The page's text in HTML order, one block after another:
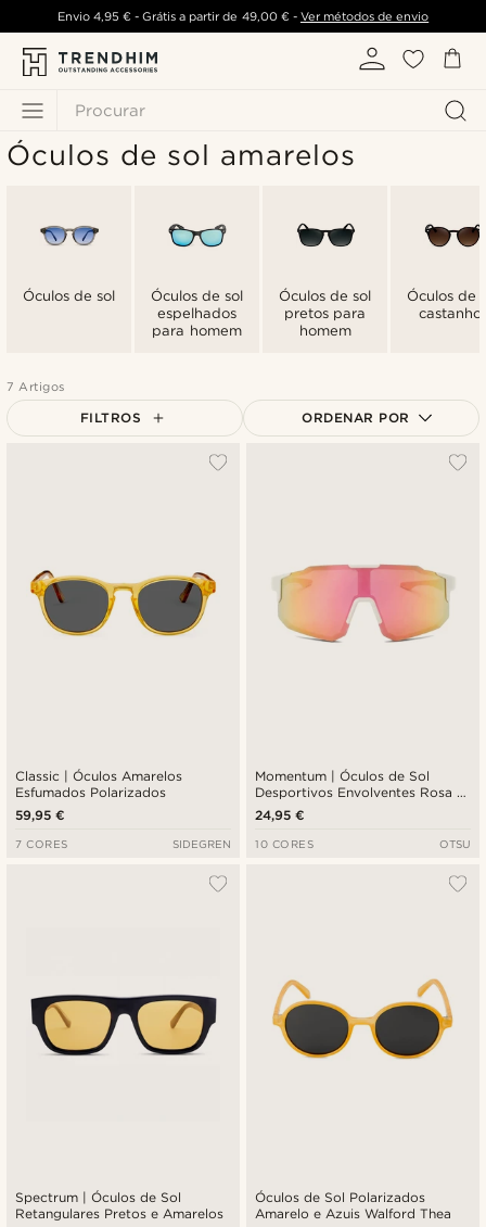
Procurar
Envio 4,95 €- Grátis a partir de 49,00 €- Ver métodos de envio
Óculos de sol amarelos
Óculos de sol
Óculos de sol
espelhados
para homem
Óculos de sol
pretos para
homem
Óculos de
7 Artigos
FILTROS ORDENAR POR
Classic | Óculos Amarelos
Esfumados Polarizados
59,95 €
7 CORES SIDEGREN
Momentum | Óculos de Sol
Desportivos Envolventes Rosa e
Amarelos
24,95 €
10 CORES OTSU
Spectrum | Óculos de Sol
Retangulares Pretos e Amarelos
Óculos de Sol Polarizados
Amarelo e Azuis Walford Thea